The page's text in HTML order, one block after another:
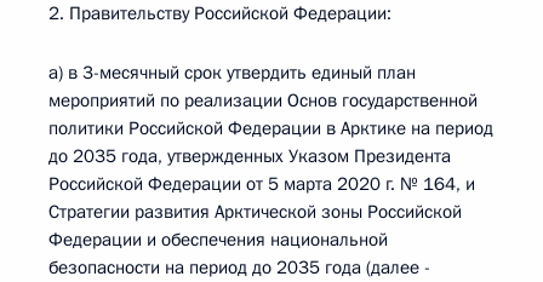
2. Правительству Российской Федерации:
а) в 3-месячный срок утвердить единый план
мероприятий по реализации Основ государственной
политики Российской Федерации в Арктике на период
до 2035 года, утвержденных Указом Президента
Российской Федерации от 5 марта 2020 г. № 164, и
Стратегии развития Арктической зоны Российской
Федерации и обеспечения национальной
безопасности на период до 2035 года (далее -